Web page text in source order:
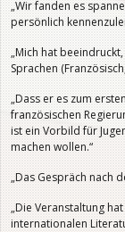
„Wir fanden es
persönlich
„Mich hat
Sprachen
„Dass er es zum
französischen
ist ein Vorbild für
machen wollen.“
„Das Gespräch nach
„Die Veranstaltung
internationalen